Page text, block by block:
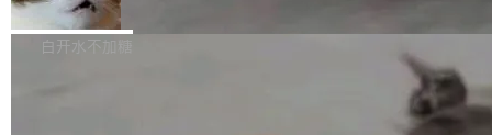
Z Flip8三款折叠屏新机均在7月22日发布，且全
部搭载骁龙8 Elite Gen5 for Galaxy，它们本该
眼的位置：「Software is made between com
mits」——软件是在 commit 之间写出来的。git
根据风险投资人Tomer Tunguz 博客（VC 分
析）披露的最新分析与第二季度业绩报告，Spac
白开水不加糖